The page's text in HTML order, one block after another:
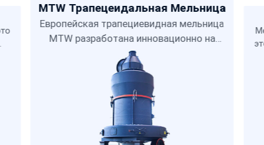
MTW Трапецеидальная Мельница
Европейская трапециевидная мельница
MTW разработана инновационно на
основе